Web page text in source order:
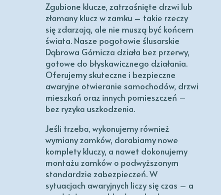
Zgubione klucze, zatrzaśnięte drzwi lub
złamany klucz w zamku – takie rzeczy
się zdarzają, ale nie muszą być końcem
świata. Nasze pogotowie ślusarskie
Dąbrowa Górnicza działa bez przerwy,
gotowe do błyskawicznego działania.
Oferujemy skuteczne i bezpieczne
awaryjne otwieranie samochodów, drzwi
mieszkań oraz innych pomieszczeń –
bez ryzyka uszkodzenia.
Jeśli trzeba, wykonujemy również
wymiany zamków, dorabiamy nowe
komplety kluczy, a nawet dokonujemy
montażu zamków o podwyższonym
standardzie zabezpieczeń. W
sytuacjach awaryjnych liczy się czas – a